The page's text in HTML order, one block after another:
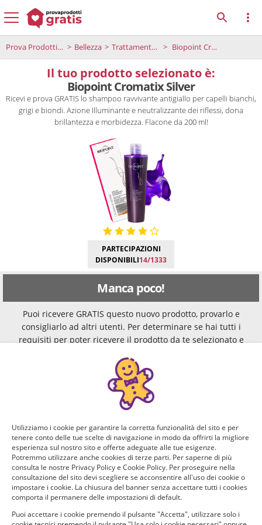
Prova Prodotti Gratis Bellezza Trattamento capelli Biopoint Cromatix Silver
Il tuo prodotto selezionato è:
Biopoint Cromatix Silver
Ricevi e prova GRATIS lo shampoo ravvivante antigiallo per capelli bianchi,
grigi e biondi. Azione Illuminante e neutralizzante dei riflessi, dona
brillantezza e morbidezza. Flacone da 200 ml!
PARTECIPAZIONI
DISPONIBILI14/1333
Manca poco!
Puoi ricevere GRATIS questo nuovo prodotto, provarlo e
consigliarlo ad altri utenti. Per determinare se hai tutti i
requisiti per poter ricevere il prodotto da te selezionato e
Domanda 1 di 4:
Che marca di cosmetici usi generalmente?
Kiko, Maybelline,
MAC, Debby o
altro brand
commerciale
Dior, Estée
Lauder, Guerlain,
Chanel o altro
brand luxury
Prodotti
cosmetici
Utilizziamo i cookie per garantire la corretta funzionalità del sito e per
tenere conto delle tue scelte di navigazione in modo da offrirti la migliore
esperienza sul nostro sito e offerte adeguate alle tue esigenze.
Potremmo utilizzare anche cookies di terze parti. Per saperne di più
consulta le nostre Privacy Policy e Cookie Policy. Per proseguire nella
consultazione del sito devi scegliere se acconsentire all'uso dei cookie o
impostare i cookie. La chiusura del banner senza accettare tutti i cookies
comporta il permanere delle impostazioni di default.
Puoi accettare i cookie premendo il pulsante "Accetta", utilizzare solo i